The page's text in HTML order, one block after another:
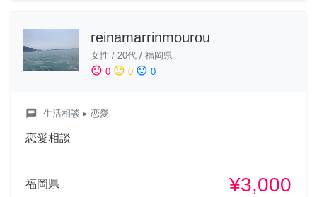
reinamarrinmourou
女性 / 20代 / 福岡県
sentiment_satisfied 0 sentiment_neutral 0 sentiment_dissatisfied 0
chat 生活相談 ▸ 恋愛
恋愛相談
福岡県 ¥3,000